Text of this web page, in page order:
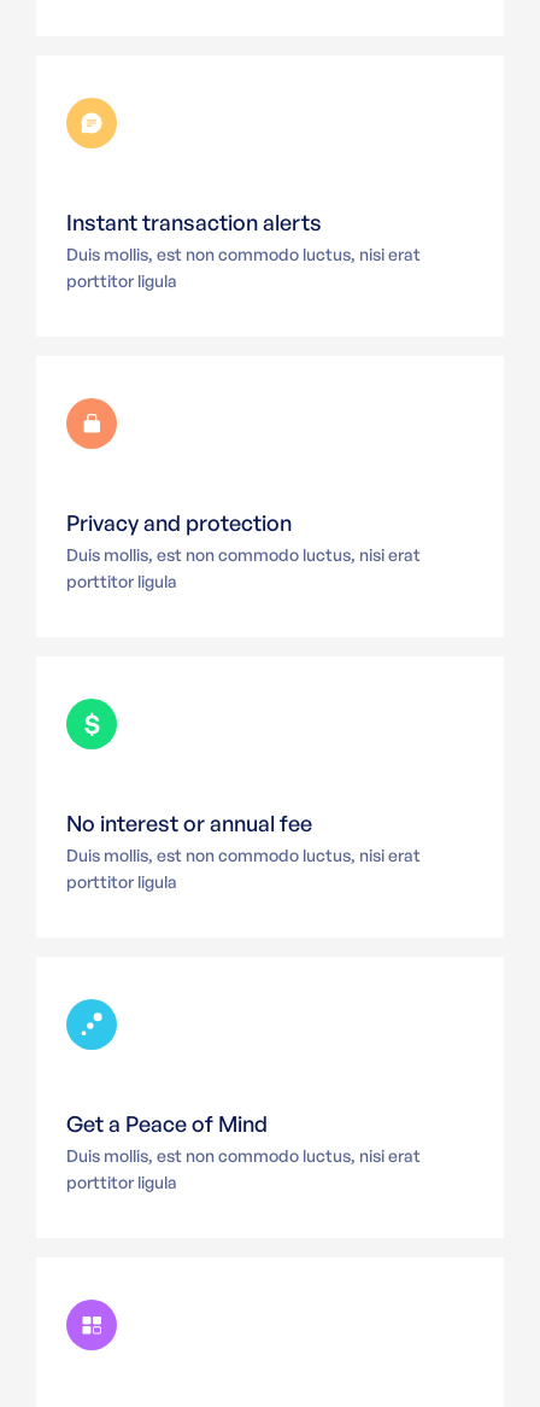
Instant transaction alerts
Duis mollis, est non commodo luctus, nisi erat
porttitor ligula
Privacy and protection
Duis mollis, est non commodo luctus, nisi erat
porttitor ligula
No interest or annual fee
Duis mollis, est non commodo luctus, nisi erat
porttitor ligula
Get a Peace of Mind
Duis mollis, est non commodo luctus, nisi erat
porttitor ligula